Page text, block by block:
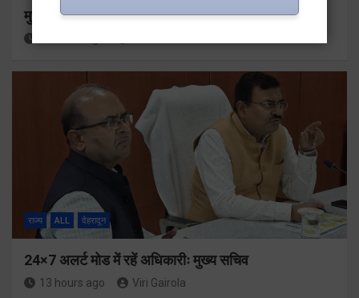
मुख्यमंत्री से महानिदेशक एनसीसी ने की शिष्टाचार भेंट
राज्य ALL देहरादून
24×7 अलर्ट मोड में रहें अधिकारीः मुख्य सचिव
13 hours ago Viri Gairola